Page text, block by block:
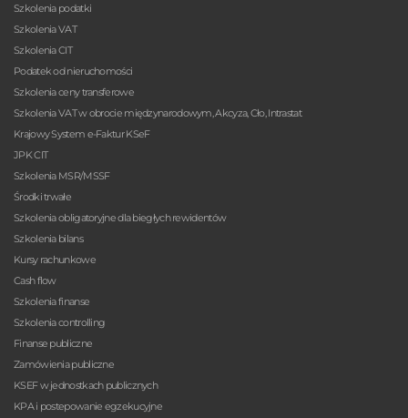
Szkolenia podatki
Szkolenia VAT
Szkolenia CIT
Podatek od nieruchomości
Szkolenia ceny transferowe
Szkolenia VAT w obrocie międzynarodowym, Akcyza, Cło, Intrastat
Krajowy System e-Faktur KSeF
JPK CIT
Szkolenia MSR/MSSF
Środki trwałe
Szkolenia obligatoryjne dla biegłych rewidentów
Szkolenia bilans
Kursy rachunkowe
Cash flow
Szkolenia finanse
Szkolenia controlling
Finanse publiczne
Zamówienia publiczne
KSEF w jednostkach publicznych
KPA i postepowanie egzekucyjne